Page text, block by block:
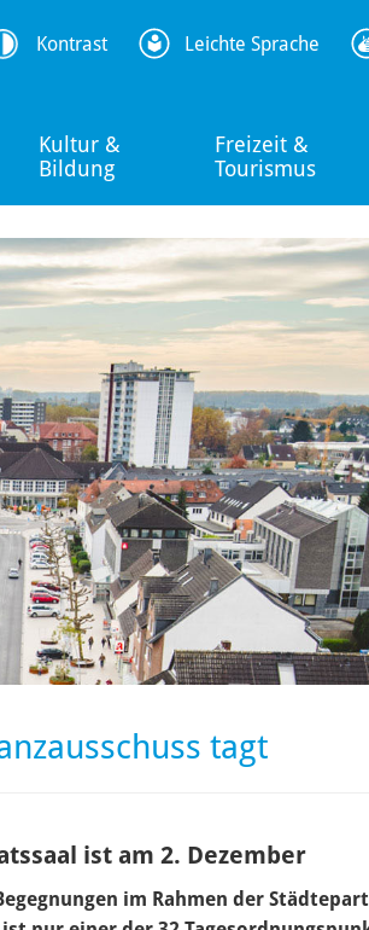
Kultur &
Bildung
Freizeit &
Tourismus
Kontrast Leichte Sprache
tagt
ist am 2. Dezember
im Rahmen der